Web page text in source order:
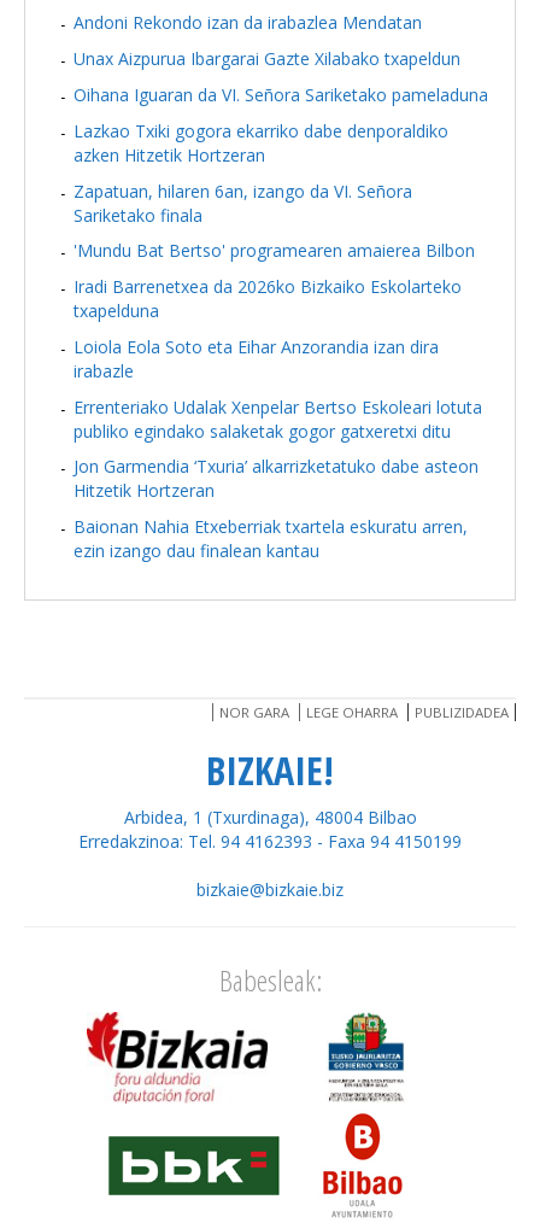
Andoni Rekondo izan da irabazlea Mendatan
Unax Aizpurua Ibargarai Gazte Xilabako txapeldun
Oihana Iguaran da VI. Señora Sariketako pameladuna
Lazkao Txiki gogora ekarriko dabe denporaldiko
azken Hitzetik Hortzeran
Zapatuan, hilaren 6an, izango da VI. Señora
Sariketako finala
'Mundu Bat Bertso' programearen amaierea Bilbon
Iradi Barrenetxea da 2026ko Bizkaiko Eskolarteko
txapelduna
Loiola Eola Soto eta Eihar Anzorandia izan dira
irabazle
Errenteriako Udalak Xenpelar Bertso Eskoleari lotuta
publiko egindako salaketak gogor gatxeretxi ditu
Jon Garmendia ‘Txuria’ alkarrizketatuko dabe asteon
Hitzetik Hortzeran
Baionan Nahia Etxeberriak txartela eskuratu arren,
ezin izango dau finalean kantau
NOR GARA LEGE OHARRA PUBLIZIDADEA
BIZKAIE!
Arbidea, 1 (Txurdinaga), 48004 Bilbao
Erredakzinoa: Tel. 94 4162393 - Faxa 94 4150199
bizkaie@bizkaie.biz
Babesleak: